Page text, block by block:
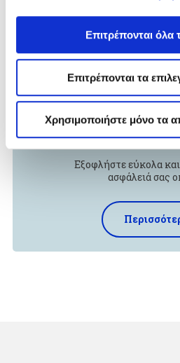
Επιτρέπονται όλα
Επιτρέπονται τα
Χρησιμοποιήστε μόνο τα
Εξοφλήστε εύκολα
ασφάλειά σας